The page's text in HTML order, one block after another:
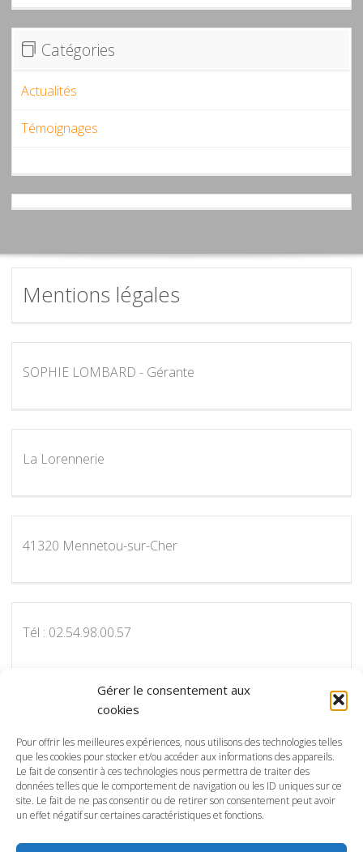
Gérer le consentement aux
cookies
Pour offrir les meilleures expériences, nous utilisons des technologies telles
que les cookies pour stocker et/ou accéder aux informations des appareils.
Le fait de consentir à ces technologies nous permettra de traiter des
données telles que le comportement de navigation ou les ID uniques sur ce
site. Le fait de ne pas consentir ou de retirer son consentement peut avoir
un effet négatif sur certaines caractéristiques et fonctions.
Catégories
Actualités
Témoignages
Mentions légales
SOPHIE LOMBARD - Gérante
La Lorennerie
41320 Mennetou-sur-Cher
Tél : 02.54.98.00.57
Pour nous contacter par courriel :
Conception, réalisation et maintenance, SP
Communication:
spcommunicationparis@gmail.com